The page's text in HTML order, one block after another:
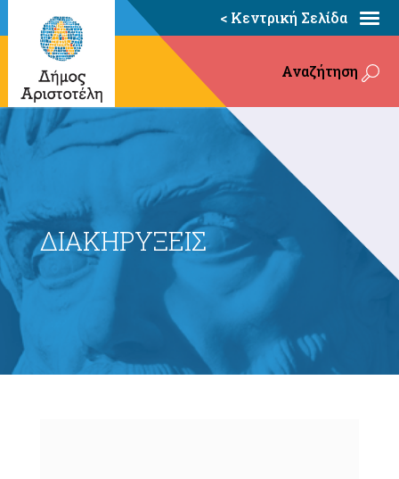
< Κεντρική Σελίδα
Αναζήτηση
ΔΙΑΚΗΡΥΞΕΙΣ